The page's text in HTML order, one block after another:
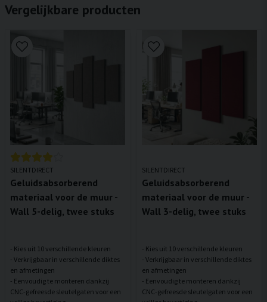
Vergelijkbare producten
SILENTDIRECT
Geluidsabsorberend
materiaal voor de muur -
Wall 5-delig, twee stuks
- Kies uit 10 verschillende kleuren
- Verkrijgbaar in verschillende diktes
en afmetingen
- Eenvoudig te monteren dankzij
CNC-gefreesde sleutelgaten voor een
SILENTDIRECT
Geluidsabsorberend
materiaal voor de muur -
Wall 3-delig, twee stuks
- Kies uit 10 verschillende kleuren
- Verkrijgbaar in verschillende diktes
en afmetingen
- Eenvoudig te monteren dankzij
CNC-gefreesde sleutelgaten voor een